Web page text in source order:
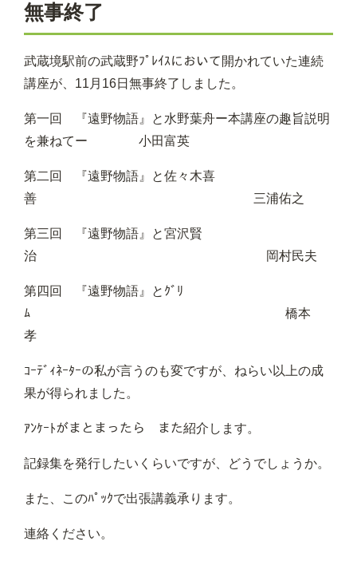
無事終了
武蔵境駅前の武蔵野ﾌﾟﾚｲｽにおいて開かれていた連続
講座が、11月16日無事終了しました。
第一回 『遠野物語』と水野葉舟ー本講座の趣旨説明
を兼ねてー 小田富英
第二回 『遠野物語』と佐々木喜
善 三浦佑之
第三回 『遠野物語』と宮沢賢
治 岡村民夫
第四回 『遠野物語』とｸﾞﾘ
ﾑ 橋本
孝
ｺｰﾃﾞｨﾈｰﾀｰの私が言うのも変ですが、ねらい以上の成
果が得られました。
ｱﾝｹｰﾄがまとまったら また紹介します。
記録集を発行したいくらいですが、どうでしょうか。
また、このﾊﾟｯｸで出張講義承ります。
連絡ください。